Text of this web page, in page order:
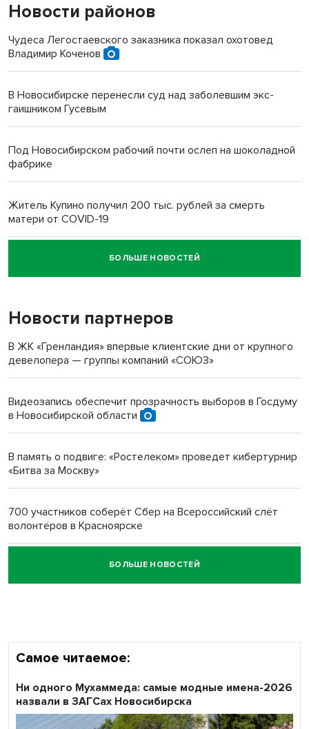
Новости районов
Чудеса Легостаевского заказника показал охотовед
Владимир Коченов
В Новосибирске перенесли суд над заболевшим экс-
гаишником Гусевым
Под Новосибирском рабочий почти ослеп на шоколадной
фабрике
Житель Купино получил 200 тыс. рублей за смерть
матери от COVID-19
Новосибирский суд наказал водителя за смерть
пенсионерки на вокзале
«Мы живём на пастбище!»: в новосибирском селе лошади
терроризируют жителей
Инвалид получил условный срок за избиение врачей
Новосибирский преподаватель с женой вошли в топ-16
Обновлённое отделение ВТБ открылось в Искитиме
БОЛЬШЕ НОВОСТЕЙ
Новости партнеров
В ЖК «Гренландия» впервые клиентские дни от крупного
девелопера — группы компаний «СОЮЗ»
Видеозапись обеспечит прозрачность выборов в Госдуму
в Новосибирской области
В память о подвиге: «Ростелеком» проведет кибертурнир
«Битва за Москву»
700 участников соберёт Сбер на Всероссийский слёт
волонтёров в Красноярске
Честный выбор: видеонаблюдение обеспечит
объективность результатов ЕДГ в Новосибирской
БОЛЬШЕ НОВОСТЕЙ
Самое читаемое:
Ни одного Мухаммеда: самые модные имена-2026
назвали в ЗАГСах Новосибирска